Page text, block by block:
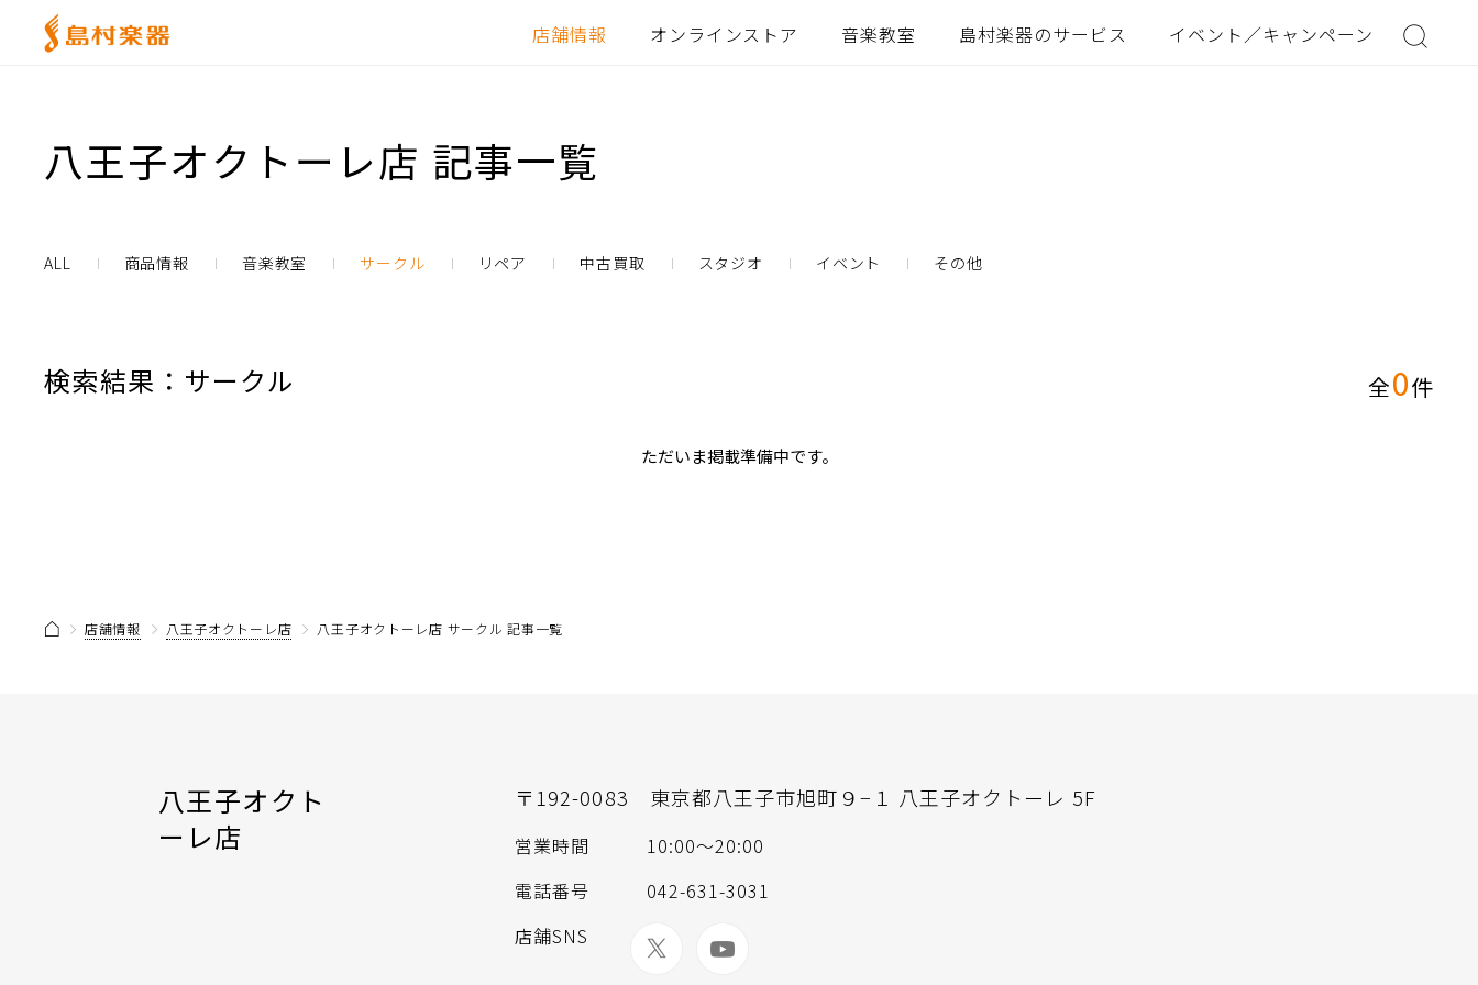
店舗情報 オンラインストア 音楽教室 島村楽器のサービス イベント／キャンペーン
八王子オクトーレ店 記事一覧
ALL 商品情報 音楽教室 サークル リペア 中古買取 スタジオ イベント その他
検索結果：サークル 全0件
ただいま掲載準備中です。
店舗情報 八王子オクトーレ店 八王子オクトーレ店 サークル 記事一覧
八王子オクト
ーレ店
〒192-0083 東京都八王子市旭町９−１ 八王子オクトーレ 5F
営業時間
10:00〜20:00
電話番号
042-631-3031
店舗SNS